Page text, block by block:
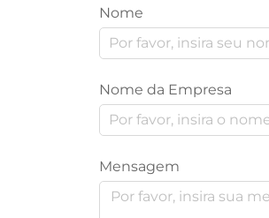
Nome
Nome da Empresa
Mensagem